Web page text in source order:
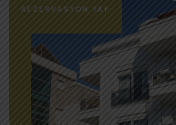
REZERVASYON YAP